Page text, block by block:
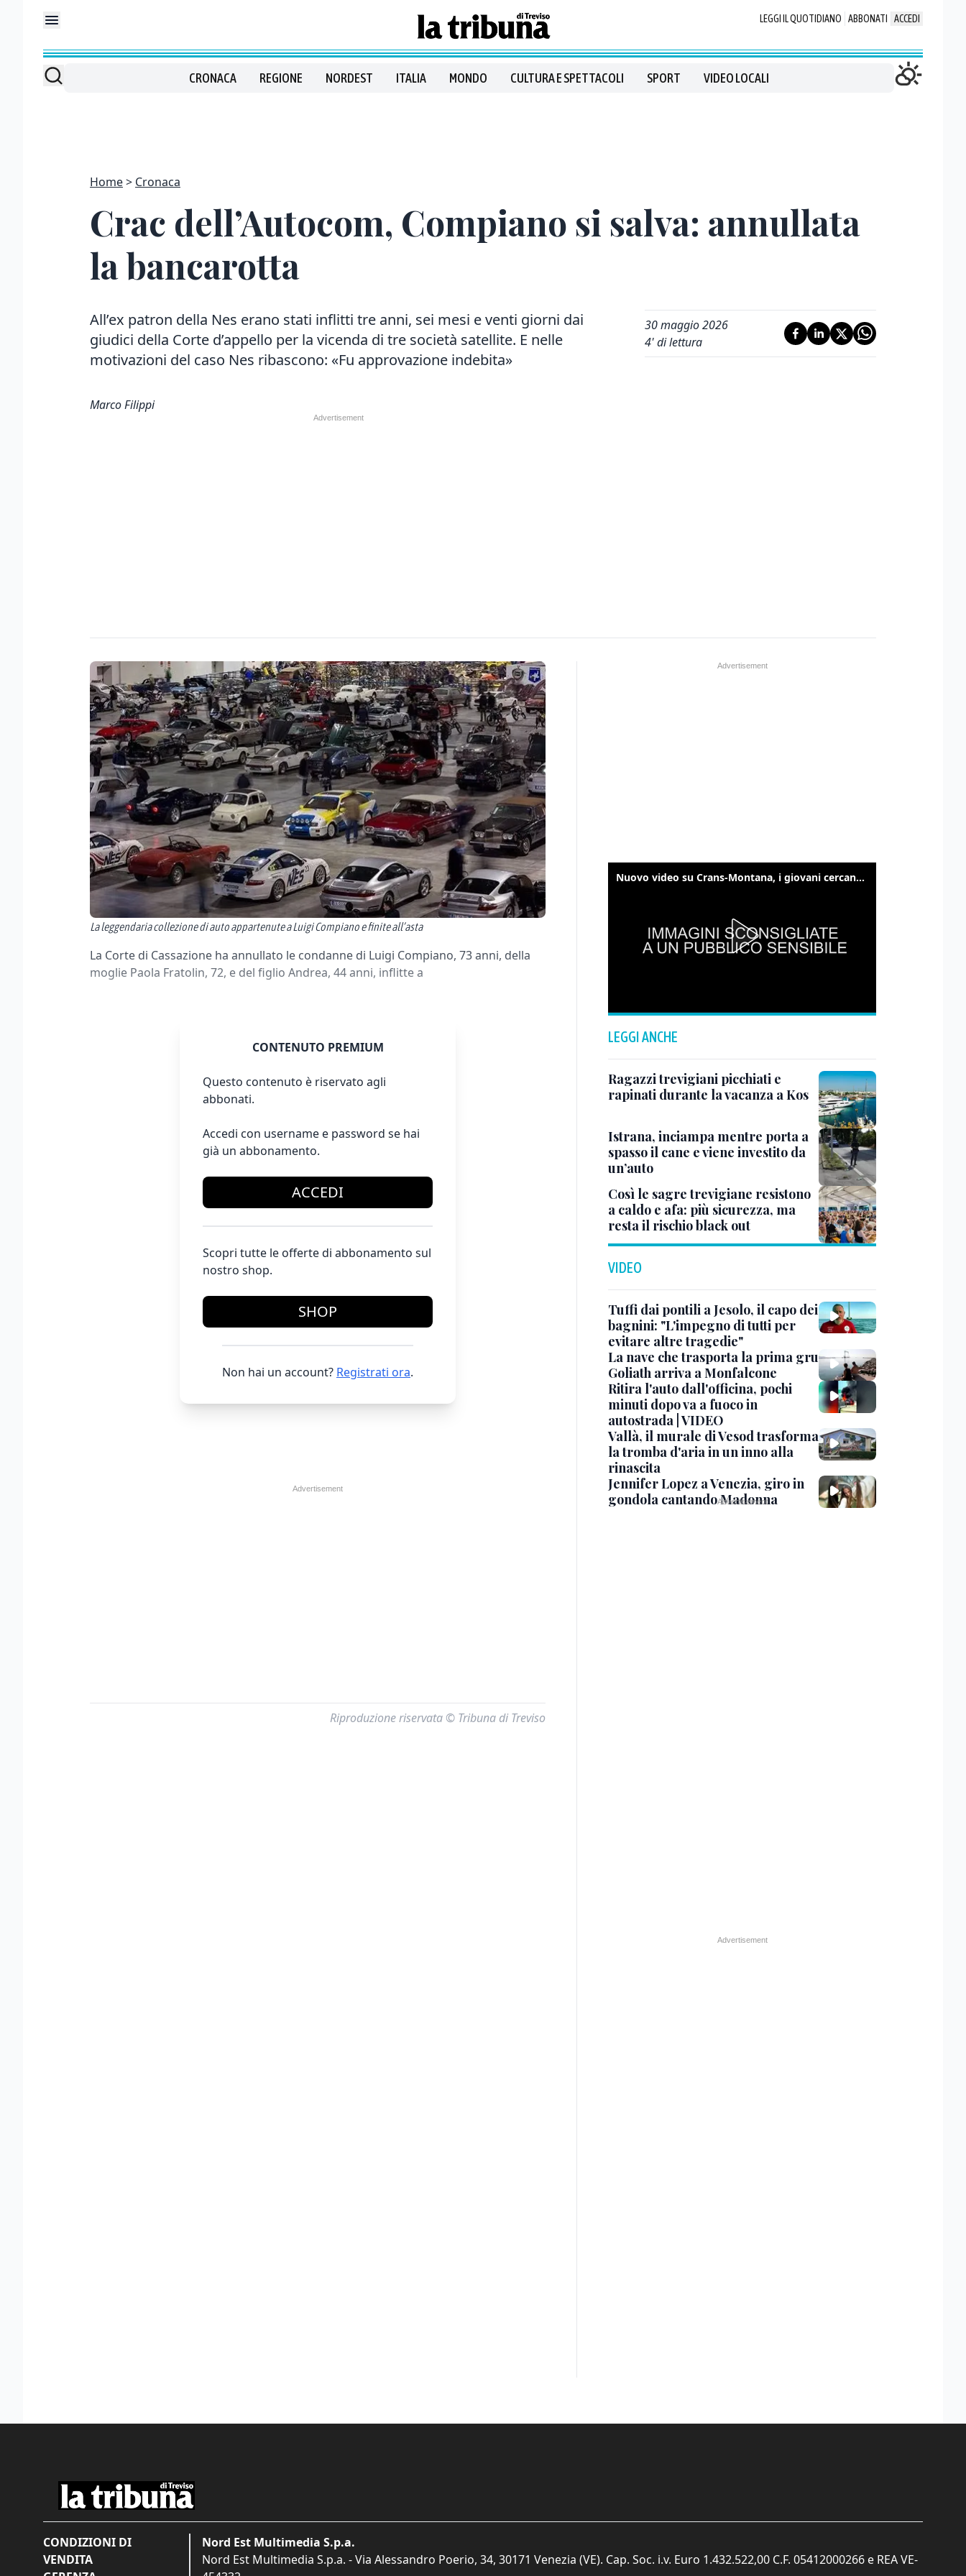
LEGGI IL QUOTIDIANO ABBONATI ACCEDI
CRONACA REGIONE NORDEST ITALIA MONDO CULTURA E SPETTACOLI SPORT VIDEO LOCALI
Home Cronaca
Crac dell’Autocom, Compiano si salva: annullata
la bancarotta
All’ex patron della Nes erano stati inflitti tre anni, sei mesi e venti giorni dai
giudici della Corte d’appello per la vicenda di tre società satellite. E nelle
motivazioni del caso Nes ribascono: «Fu approvazione indebita»
Marco Filippi
30 maggio 2026
4' di lettura
La leggendaria collezione di auto appartenute a Luigi Compiano e finite all’asta
La Corte di Cassazione ha annullato le condanne di Luigi Compiano, 73 anni, della
moglie Paola Fratolin, 72, e del figlio Andrea, 44 anni, inflitte a
CONTENUTO PREMIUM
Questo contenuto è riservato agli
abbonati.
Accedi con username e password se hai
già un abbonamento.
ACCEDI
Scopri tutte le offerte di abbonamento sul
nostro shop.
SHOP
Non hai un account? Registrati ora.
Riproduzione riservata © Tribuna di Treviso
Nuovo video su Crans-Montana, i giovani cercano di sfondare le vetrate
LEGGI ANCHE
Ragazzi trevigiani picchiati e
rapinati durante la vacanza a Kos
Istrana, inciampa mentre porta a
spasso il cane e viene investito da
un’auto
Così le sagre trevigiane resistono
a caldo e afa: più sicurezza, ma
resta il rischio black out
VIDEO
Tuffi dai pontili a Jesolo, il capo dei
bagnini: "L'impegno di tutti per
evitare altre tragedie"
La nave che trasporta la prima gru
Goliath arriva a Monfalcone
Ritira l'auto dall'officina, pochi
minuti dopo va a fuoco in
autostrada | VIDEO
Vallà, il murale di Vesod trasforma
la tromba d'aria in un inno alla
rinascita
Jennifer Lopez a Venezia, giro in
gondola cantando Madonna
CONDIZIONI DI
VENDITA
Nord Est Multimedia S.p.a.
Nord Est Multimedia S.p.a. - Via Alessandro Poerio, 34, 30171 Venezia (VE). Cap. Soc. i.v. Euro 1.432.522,00 C.F. 05412000266 e REA VE-